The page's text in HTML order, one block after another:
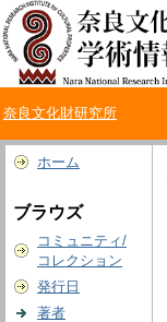
奈良文化財研究所
ホーム
ブラウズ
コミュニティ/
コレクション
発行日
著者